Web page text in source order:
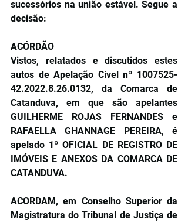
sucessórios na união estável. Segue a
decisão:
ACÓRDÃO
Vistos, relatados e discutidos estes
autos de Apelação Cível nº 1007525-
42.2022.8.26.0132, da Comarca de
Catanduva, em que são apelantes
GUILHERME ROJAS FERNANDES e
RAFAELLA GHANNAGE PEREIRA, é
apelado 1º OFICIAL DE REGISTRO DE
IMÓVEIS E ANEXOS DA COMARCA DE
CATANDUVA.
ACORDAM, em Conselho Superior da
Magistratura do Tribunal de Justiça de